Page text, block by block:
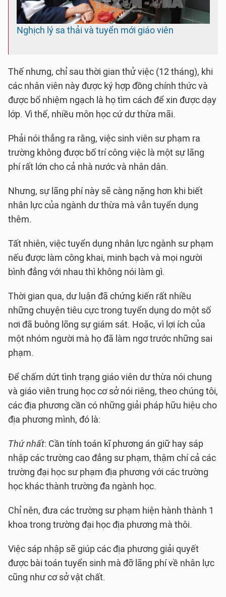
Nghịch lý sa thải và tuyển mới giáo viên
Thế nhưng, chỉ sau thời gian thử việc (12 tháng), khi
các nhân viên này được ký hợp đồng chính thức và
được bổ nhiệm ngạch là họ tìm cách để xin được dạy
lớp. Vì thế, nhiều môn học cứ dư thừa mãi.
Phải nói thẳng ra rằng, việc sinh viên sư phạm ra
trường không được bố trí công việc là một sự lãng
phí rất lớn cho cả nhà nước và nhân dân.
Nhưng, sự lãng phí này sẽ càng nặng hơn khi biết
nhân lực của ngành dư thừa mà vẫn tuyển dụng
thêm.
Tất nhiên, việc tuyển dụng nhân lực ngành sư phạm
nếu được làm công khai, minh bạch và mọi người
bình đẳng với nhau thì không nói làm gì.
Thời gian qua, dư luận đã chứng kiến rất nhiều
những chuyện tiêu cực trong tuyển dụng do một số
nơi đã buông lõng sự giám sát. Hoặc, vì lợi ích của
một nhóm người mà họ đã làm ngơ trước những sai
phạm.
Để chấm dứt tình trạng giáo viên dư thừa nói chung
và giáo viên trung học cơ sở nói riêng, theo chúng tôi,
các địa phương cần có những giải pháp hữu hiệu cho
địa phương mình, đó là:
Thứ nhất: Cần tính toán kĩ phương án giữ hay sáp
nhập các trường cao đẳng sư phạm, thậm chí cả các
trường đại học sư phạm địa phương với các trường
học khác thành trường đa ngành học.
Chỉ nên, đưa các trường sư phạm hiện hành thành 1
khoa trong trường đại học địa phương mà thôi.
Việc sáp nhập sẽ giúp các địa phương giải quyết
được bài toán tuyển sinh mà đỡ lãng phí về nhân lực
cũng như cơ sở vật chất.